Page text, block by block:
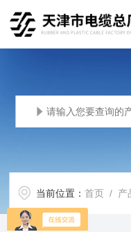
当前位置：首页 / 产